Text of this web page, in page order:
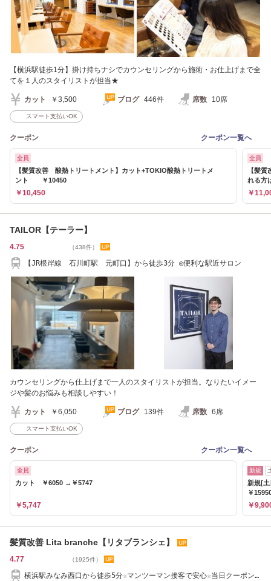
【横浜駅徒歩1分】掛け持ちナシでカウンセリングから施術・お仕上げまで全
てを１人のスタイリストが担当★
カット ￥3,500 ブログ 446件 席数 10席
スマート支払いOK
クーポン クーポン一覧へ
全員
【髪質改善 酸熱トリートメント】カット+TOKIO酸熱トリートメ
ント ￥10450
￥10,450
全員
【髪
れる方
￥
TAILOR【テーラー】
4.75 （438件）
【JR根岸線 石川町駅 元町口】から徒歩3分 ◎便利な駅近サロン
カウンセリングから仕上げまで一人のスタイリストが担当。なりたいイメー
ジや髪のお悩みも相談しやすい！
カット ￥6,050 ブログ 139件 席数 6席
スマート支払いOK
クーポン クーポン一覧へ
全員
カット ￥6050 →￥5747
￥5,747
新規
新規[
￥
￥
髪質改善 Lita branche【リタブランシェ】
4.77 （1925件）
横浜駅みなみ西口から徒歩5分☆マンツーマン接客で安心☆当日クーポン